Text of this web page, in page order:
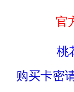
官
桃
购买卡密